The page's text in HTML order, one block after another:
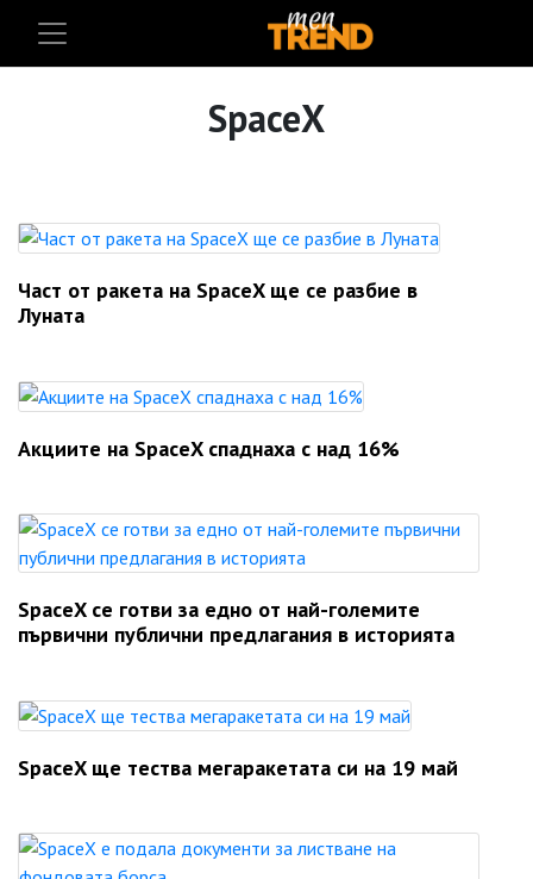
SpaceX
Част от ракета на SpaceX ще се разбие в
Луната
Акциите на SpaceX спаднаха с над 16%
SpaceX се готви за едно от най-големите
първични публични предлагания в историята
SpaceX ще тества мегаракетата си на 19 май